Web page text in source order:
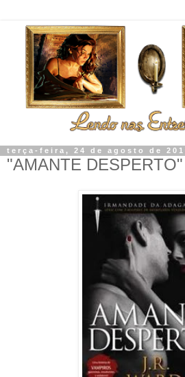
terça-feira, 24 de agosto de
"AMANTE